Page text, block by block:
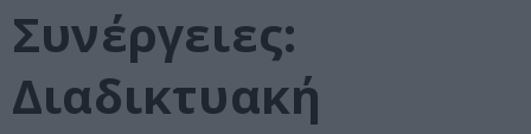
Συνέργειες:
Διαδικτυακή